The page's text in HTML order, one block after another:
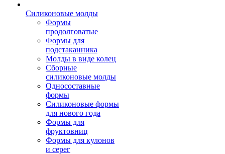
Силиконовые молды
Формы
продолговатые
Формы для
подстаканника
Молды в виде колец
Сборные
силиконовые молды
Односоставные
формы
Силиконовые формы
для нового года
Формы для
фруктовниц
Формы для кулонов
и серег